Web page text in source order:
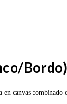
Bordo)
canvas